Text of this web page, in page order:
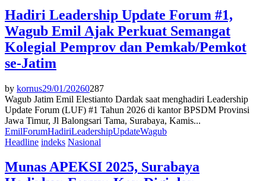
Hadiri Leadership Update Forum #1,
Wagub Emil Ajak Perkuat Semangat
Kolegial Pemprov dan Pemkab/Pemkot
se-Jatim
by kornus29/01/20260287
Wagub Jatim Emil Elestianto Dardak saat menghadiri Leadership
Update Forum (LUF) #1 Tahun 2026 di kantor BPSDM Provinsi
Jawa Timur, Jl Balongsari Tama, Surabaya, Kamis...
EmilForumHadiriLeadershipUpdateWagub
Headline indeks Nasional
Munas APEKSI 2025, Surabaya